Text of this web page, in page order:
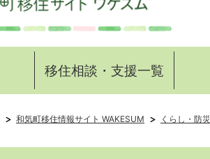
移住相談・支援一覧
和気町移住情報サイト WAKESUM くらし・防災